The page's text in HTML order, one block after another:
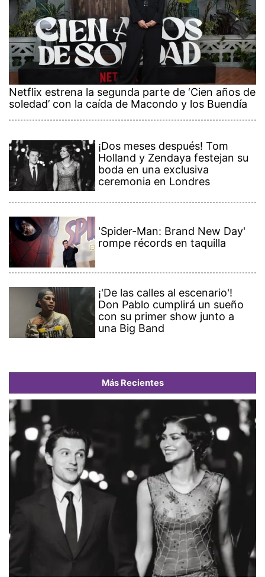
Netflix estrena la segunda parte de ‘Cien años de
soledad’ con la caída de Macondo y los Buendía
¡Dos meses después! Tom
Holland y Zendaya festejan su
boda en una exclusiva
ceremonia en Londres
'Spider-Man: Brand New Day'
rompe récords en taquilla
¡'De las calles al escenario'!
Don Pablo cumplirá un sueño
con su primer show junto a
una Big Band
Más Recientes